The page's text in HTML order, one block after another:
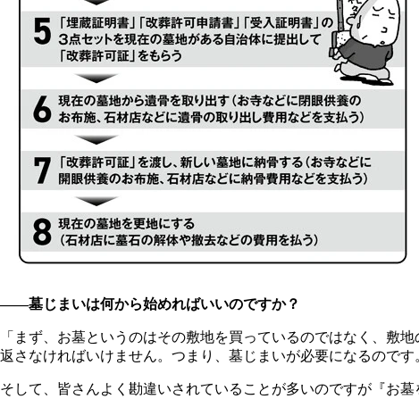
――墓じまいは何から始めればいいのですか？
「まず、お墓というのはその敷地を買っているのではなく、敷
返さなければいけません。つまり、墓じまいが必要になるのです
そして、皆さんよく勘違いされていることが多いのですが『お